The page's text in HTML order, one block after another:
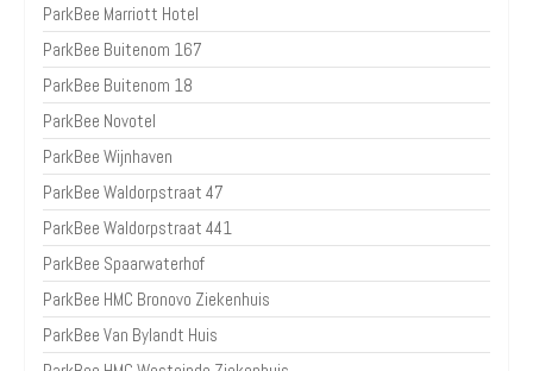
ParkBee Marriott Hotel
ParkBee Buitenom 167
ParkBee Buitenom 18
ParkBee Novotel
ParkBee Wijnhaven
ParkBee Waldorpstraat 47
ParkBee Waldorpstraat 441
ParkBee Spaarwaterhof
ParkBee HMC Bronovo Ziekenhuis
ParkBee Van Bylandt Huis